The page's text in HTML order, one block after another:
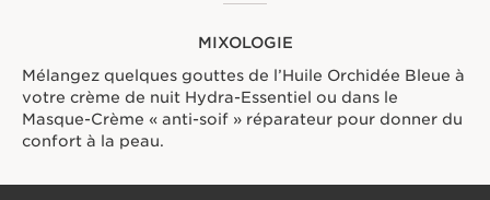
MIXOLOGIE
Mélangez quelques gouttes de l’Huile Orchidée Bleue à
votre crème de nuit Hydra-Essentiel ou dans le
Masque-Crème « anti-soif » réparateur pour donner du
confort à la peau.